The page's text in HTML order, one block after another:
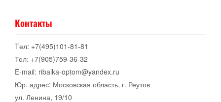
Контакты
Tел: +7(495)101-81-81
Тел: +7(905)759-36-32
E-mail: ribalka-optom@yandex.ru
Юр. адрес: Московская область, г. Реутов
ул. Ленина, 19/10